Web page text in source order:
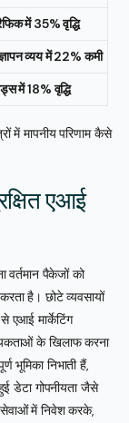
में 35% वृद्धि
व्यय में 22% कमी
में 18% वृद्धि
में मापनीय परिणाम कैसे
एआई
पैकेजों को
है। छोटे व्यवसायों
एआई मार्केटिंग
के खिलाफ करना
भूमिका निभाती हैं,
डेटा गोपनीयता जैसे
सेवाओं में निवेश करके,